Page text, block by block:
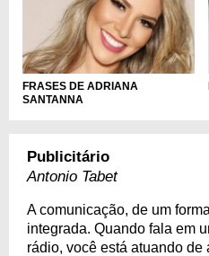
FRASES DE ADRIANA
SANTANNA
Publicitário
Antonio Tabet
A comunicação, de um
integrada. Quando fala em
rádio, você está atuando de